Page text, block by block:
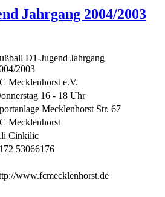
Jahrgang 2004/2003
D1-Jugend Jahrgang
2003
Mecklenhorst e.V.
16 - 18 Uhr
Mecklenhorst Str. 67
Mecklenhorst
Cinkilic
53066176
www.fcmecklenhorst.de